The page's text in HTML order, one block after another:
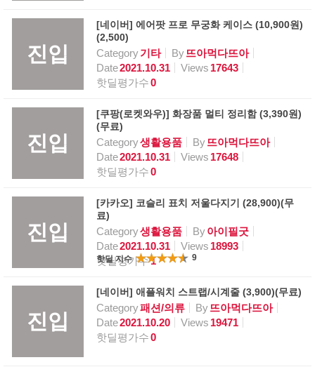
진입
[네이버] 에어팟 프로 무궁화 케이스 (10,900원)
(2,500)
Category기타 By뜨아먹다뜨아
Date2021.10.31 Views 17643
핫딜평가수0
진입
[쿠팡(로켓와우)] 화장품 멀티 정리함 (3,390원)
(무료)
Category생활용품 By뜨아먹다뜨아
Date2021.10.31 Views 17648
핫딜평가수0
진입
[카카오] 코슬리 표치 저울다지기 (28,900)(무
료)
Category생활용품 By아이필굿
Date2021.10.31 Views 18993
핫딜평가수1
핫딜 지수 9
진입
[네이버] 애플워치 스트랩/시계줄 (3,900)(무료)
Category패션/의류 By뜨아먹다뜨아
Date2021.10.20 Views 19471
핫딜평가수0